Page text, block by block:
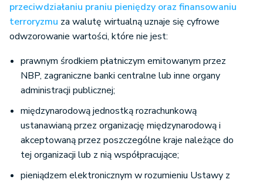
przeciwdziałaniu praniu pieniędzy oraz finansowaniu
terroryzmu za walutę wirtualną uznaje się cyfrowe
odwzorowanie wartości, które nie jest:
prawnym środkiem płatniczym emitowanym przez
NBP, zagraniczne banki centralne lub inne organy
administracji publicznej;
międzynarodową jednostką rozrachunkową
ustanawianą przez organizację międzynarodową i
akceptowaną przez poszczególne kraje należące do
tej organizacji lub z nią współpracujące;
pieniądzem elektronicznym w rozumieniu Ustawy z